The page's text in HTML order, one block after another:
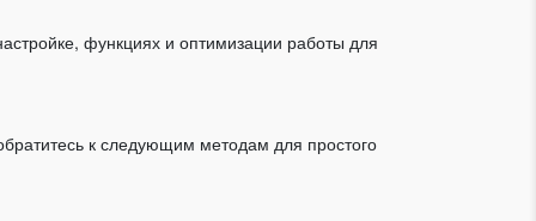
функциях и оптимизации работы для
к следующим методам для простого